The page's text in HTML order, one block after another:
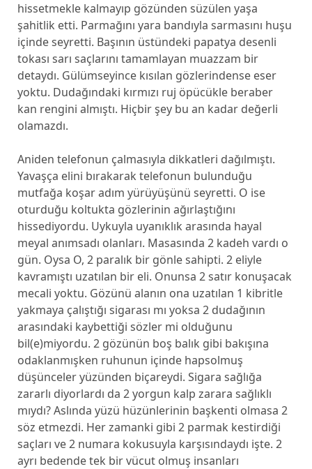
hissetmekle kalmayıp gözünden süzülen yaşa
şahitlik etti. Parmağını yara bandıyla sarmasını huşu
içinde seyretti. Başının üstündeki papatya desenli
tokası sarı saçlarını tamamlayan muazzam bir
detaydı. Gülümseyince kısılan gözlerindense eser
yoktu. Dudağındaki kırmızı ruj öpücükle beraber
kan rengini almıştı. Hiçbir şey bu an kadar değerli
olamazdı.
Aniden telefonun çalmasıyla dikkatleri dağılmıştı.
Yavaşça elini bırakarak telefonun bulunduğu
mutfağa koşar adım yürüyüşünü seyretti. O ise
oturduğu koltukta gözlerinin ağırlaştığını
hissediyordu. Uykuyla uyanıklık arasında hayal
meyal anımsadı olanları. Masasında 2 kadeh vardı o
gün. Oysa O, 2 paralık bir gönle sahipti. 2 eliyle
kavramıştı uzatılan bir eli. Onunsa 2 satır konuşacak
mecali yoktu. Gözünü alanın ona uzatılan 1 kibritle
yakmaya çalıştığı sigarası mı yoksa 2 dudağının
arasındaki kaybettiği sözler mi olduğunu
bil(e)miyordu. 2 gözünün boş balık gibi bakışına
odaklanmışken ruhunun içinde hapsolmuş
düşünceler yüzünden biçareydi. Sigara sağlığa
zararlı diyorlardı da 2 yorgun kalp zarara sağlıklı
mıydı? Aslında yüzü hüzünlerinin başkenti olmasa 2
söz etmezdi. Her zamanki gibi 2 parmak kestirdiği
saçları ve 2 numara kokusuyla karşısındaydı işte. 2
ayrı bedende tek bir vücut olmuş insanları